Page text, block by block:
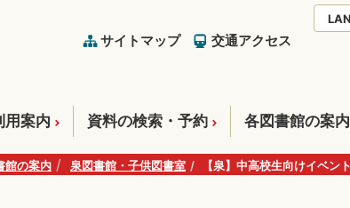
サイトマップ 交通アクセス
用案内 資料の検索・予約 各図書館の案内
館の案内 泉図書館・子供図書室 【泉】中高校生向けイベント